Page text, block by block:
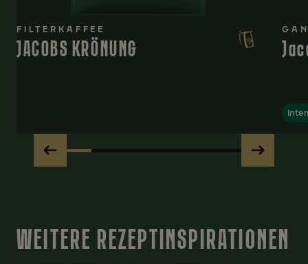
FILTERKAFFEE
JACOBS KRÖNUNG
WEITERE REZEPTINSPIRATIONEN